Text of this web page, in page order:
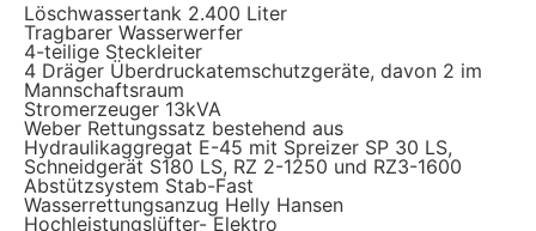
Löschwassertank 2.400 Liter
Tragbarer Wasserwerfer
4-teilige Steckleiter
4 Dräger Überdruckatemschutzgeräte, davon 2 im
Mannschaftsraum
Stromerzeuger 13kVA
Weber Rettungssatz bestehend aus
Hydraulikaggregat E-45 mit Spreizer SP 30 LS,
Schneidgerät S180 LS, RZ 2-1250 und RZ3-1600
Abstützsystem Stab-Fast
Wasserrettungsanzug Helly Hansen
Hochleistungslüfter- Elektro